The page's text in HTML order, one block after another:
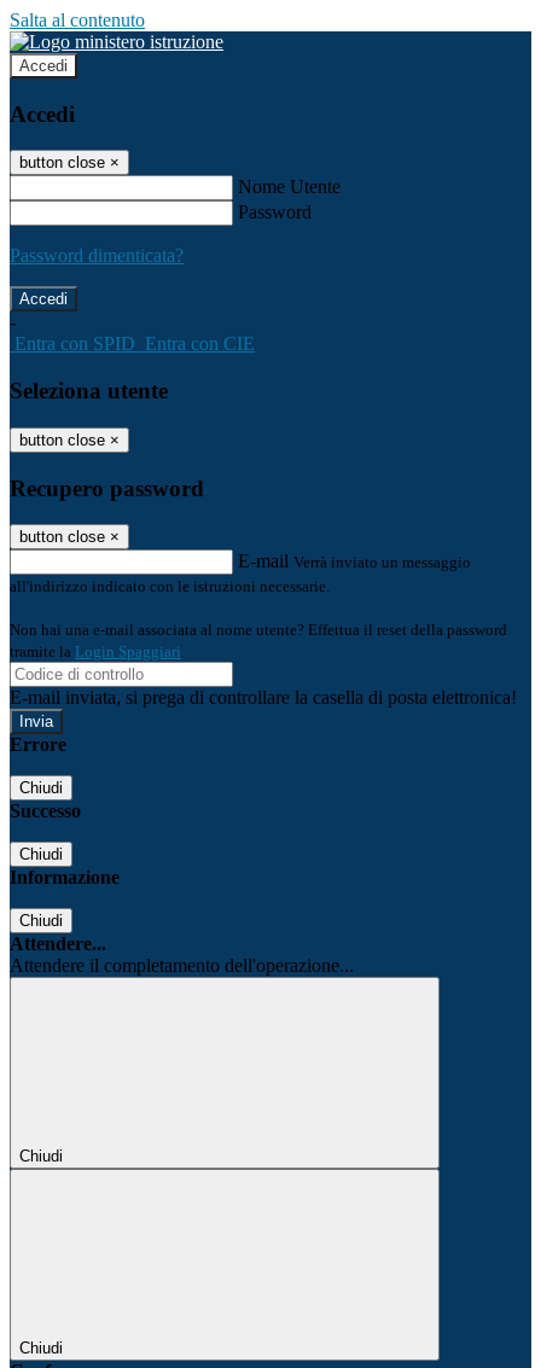
Salta al contenuto
Accedi
Accedi
button close ×
Nome Utente
Password
Password dimenticata?
-
Entra con SPID Entra con CIE
Seleziona utente
button close ×
Recupero password
button close ×
E-mail Verrà inviato un messaggio
all'indirizzo indicato con le istruzioni necessarie.
Non hai una e-mail associata al nome utente? Effettua il reset della password
tramite la Login Spaggiari
E-mail inviata, si prega di controllare la casella di posta elettronica!
Errore
Chiudi
Successo
Chiudi
Informazione
Chiudi
Attendere...
Attendere il completamento dell'operazione...
Chiudi
Chiudi